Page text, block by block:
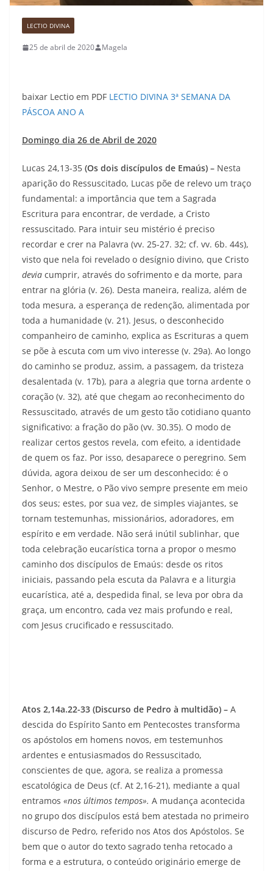
LECTIO DIVINA
25 de abril de 2020 Magela
baixar Lectio em PDF LECTIO DIVINA 3ª SEMANA DA
PÁSCOA ANO A
Domingo dia 26 de Abril de 2020
Lucas 24,13-35 (Os dois discípulos de Emaús) – Nesta
aparição do Ressuscitado, Lucas põe de re­levo um traço
fundamental: a importância que tem a Sagrada
Escritura para encontrar, de verdade, a Cristo
ressuscitado. Para intuir seu mistério é preciso
recordar e crer na Palavra (vv. 25-27. 32; cf. vv. 6b. 44s),
visto que nela foi revelado o desígnio divino, que Cristo
devia cumprir, através do sofrimento e da morte, para
entrar na glória (v. 26). Desta maneira, realiza, além de
toda mesura, a esperança de redenção, alimentada por
toda a humanidade (v. 21). Jesus, o desconhecido
companheiro de caminho, explica as Escrituras a quem
se põe à escuta com um vivo interesse (v. 29a). Ao longo
do caminho se produz, assim, a passagem, da tristeza
desalentada (v. 17b), para a alegria que torna ardente o
coração (v. 32), até que chegam ao reconhecimento do
Ressuscitado, através de um gesto tão cotidiano quanto
significativo: a fração do pão (vv. 30.35). O modo de
realizar certos gestos revela, com efeito, a identidade
de quem os faz. Por isso, desaparece o pere­grino. Sem
dúvida, agora deixou de ser um desconhecido: é o
Senhor, o Mestre, o Pão vivo sempre presente em meio
dos seus; estes, por sua vez, de simples viajantes, se
tornam testemunhas, missionários, adoradores, em
espírito e em verdade. Não será inútil sublinhar, que
toda celebração eucarís­tica torna a propor o mesmo
caminho dos discípulos de Emaús: desde os ritos
iniciais, passando pela escuta da Palavra e a liturgia
eucarística, até a, despedida final, se leva por obra da
graça, um encontro, cada vez mais profundo e real,
com Jesus crucificado e ressuscitado.
Atos 2,14a.22-33 (Discurso de Pedro à multidão) – A
descida do Espírito Santo em Pentecostes transforma
os apóstolos em homens novos, em testemunhos
ardentes e entusiasmados do Ressuscitado,
conscientes de que, agora, se realiza a promessa
escatológica de Deus (cf. At 2,16-21), mediante a qual
entramos «nos últimos tempos». A mudança acontecida
no grupo dos discípulos está bem atestada no primeiro
discurso de Pedro, referido nos Atos dos Apóstolos. Se
bem que o autor do texto sagrado tenha retocado a
forma e a estrutura, o conteúdo originário emerge de